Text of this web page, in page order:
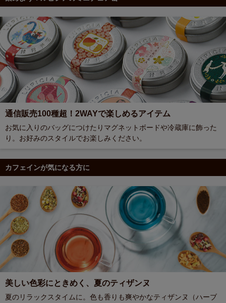
通信販売100種超！2WAYで楽しめるアイテム
お気に入りのバッグにつけたりマグネットボードや冷蔵庫に飾った
り。お好みのスタイルでお楽しみください。
カフェインが気になる方に
美しい色彩にときめく、夏のティザンヌ
夏のリラックスタイムに。色も香りも爽やかなティザンヌ（ハーブ